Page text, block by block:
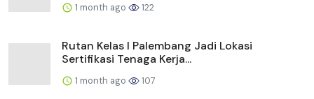
1 month ago 122
Rutan Kelas I Palembang Jadi Lokasi
Sertifikasi Tenaga Kerja...
1 month ago 107